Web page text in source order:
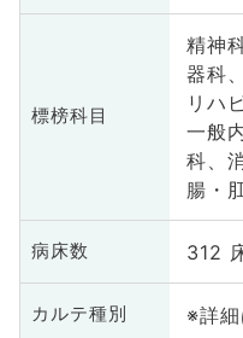
標榜科目
精神
器科
リハ
一般
科、
腸・
病床数 312
カルテ種別 ※詳